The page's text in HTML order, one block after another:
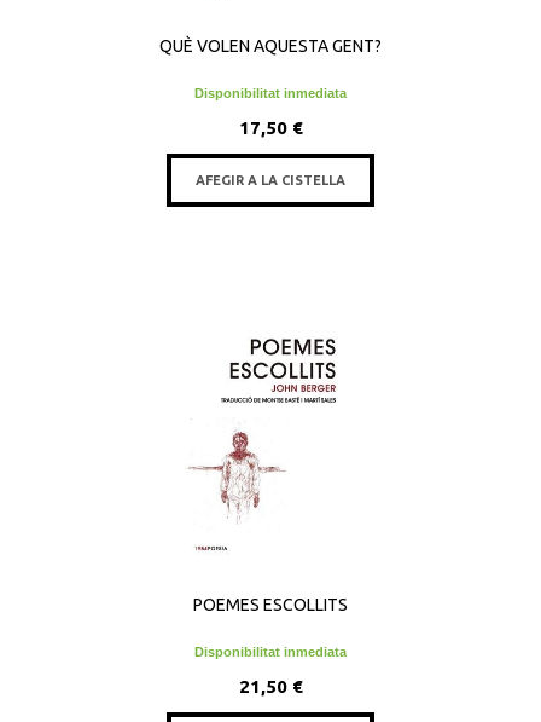
QUÈ VOLEN AQUESTA GENT?
Disponibilitat inmediata
17,50 €
AFEGIR A LA CISTELLA
POEMES ESCOLLITS
Disponibilitat inmediata
21,50 €